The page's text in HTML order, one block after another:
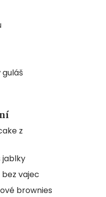
z
jablky
vajec
brownies